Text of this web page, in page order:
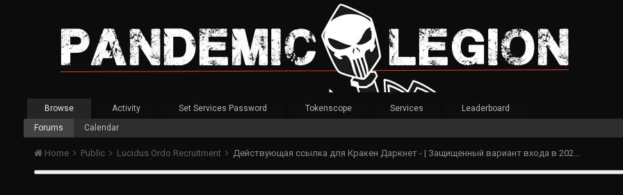
Browse
Forums
Calendar
Activity Set Services Password Tokenscope Services Leaderboard
Home Public Lucidus Ordo Recruitment Действующая ссылка для Кракен Даркнет - | Защищенный вариант входа в 2025 Москва